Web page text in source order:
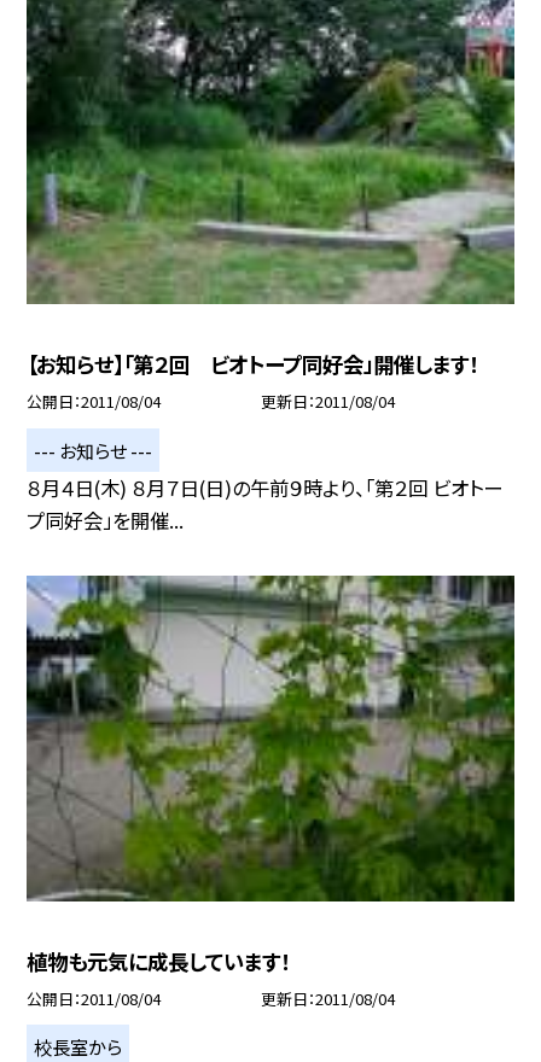
【お知らせ】「第２回 ビオトープ同好会」開催します！
公開日 2011/08/04 更新日 2011/08/04
--- お知らせ ---
８月４日(木) ８月７日(日)の午前９時より、「第２回 ビオトー
プ同好会」を開催...
植物も元気に成長しています！
公開日 2011/08/04 更新日 2011/08/04
校長室から